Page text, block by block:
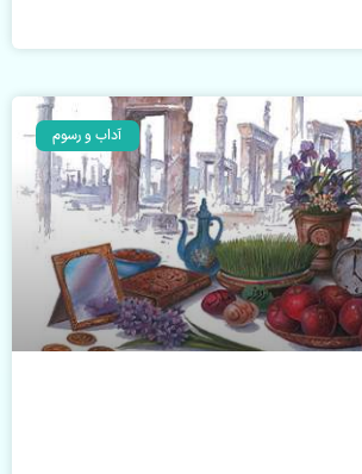
آداب و رسوم